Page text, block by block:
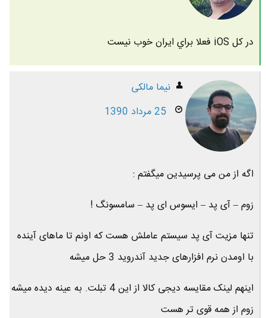
در كل iOS فعلا براي ايران خوب نيست
نیما مالکی
25 مرداد 1390
اگه از من می پرسیدین میگفتم :
زوم – آی پد – ایسوس ای پد – سامسونگ !
تنها مزیت آی پد سیستم عاملش هست که اونم تا ماهای آینده
با اومدن نرم افزارهای جدید آندروید 3 حل میشه
اینهم لینک مقایسه دیجی کالا از این 4 تبلت. به عینه دیده میشه
زوم از همه قوی تر هست